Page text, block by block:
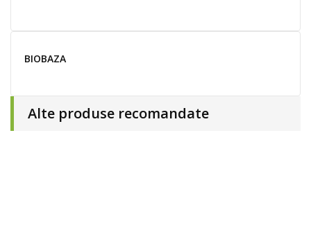
BIOBAZA
Alte produse recomandate